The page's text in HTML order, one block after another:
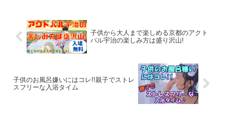
子供から大人まで楽しめる京都のアクト
パル宇治の楽しみ方は盛り沢山!
子供のお風呂嫌いにはコレ!!親子でストレ
スフリーな入浴タイム